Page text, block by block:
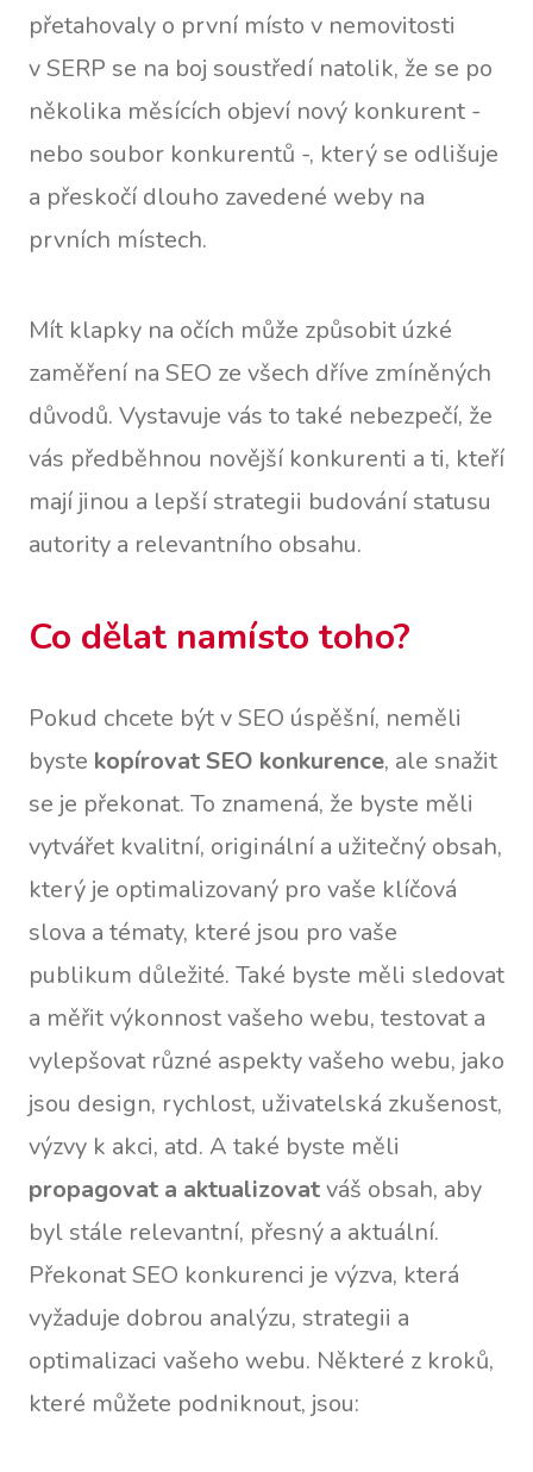
přetahovaly o první místo v nemovitosti
v SERP se na boj soustředí natolik, že se po
několika měsících objeví nový konkurent -
nebo soubor konkurentů -, který se odlišuje
a přeskočí dlouho zavedené weby na
prvních místech.
Mít klapky na očích může způsobit úzké
zaměření na SEO ze všech dříve zmíněných
důvodů. Vystavuje vás to také nebezpečí, že
vás předběhnou novější konkurenti a ti, kteří
mají jinou a lepší strategii budování statusu
autority a relevantního obsahu.
Co dělat namísto toho?
Pokud chcete být v SEO úspěšní, neměli
byste kopírovat SEO konkurence, ale snažit
se je překonat. To znamená, že byste měli
vytvářet kvalitní, originální a užitečný obsah,
který je optimalizovaný pro vaše klíčová
slova a tématy, které jsou pro vaše
publikum důležité. Také byste měli sledovat
a měřit výkonnost vašeho webu, testovat a
vylepšovat různé aspekty vašeho webu, jako
jsou design, rychlost, uživatelská zkušenost,
výzvy k akci, atd. A také byste měli
propagovat a aktualizovatváš obsah, aby
byl stále relevantní, přesný a aktuální.
Překonat SEO konkurenci je výzva, která
vyžaduje dobrou analýzu, strategii a
optimalizaci vašeho webu. Některé z kroků,
které můžete podniknout, jsou: